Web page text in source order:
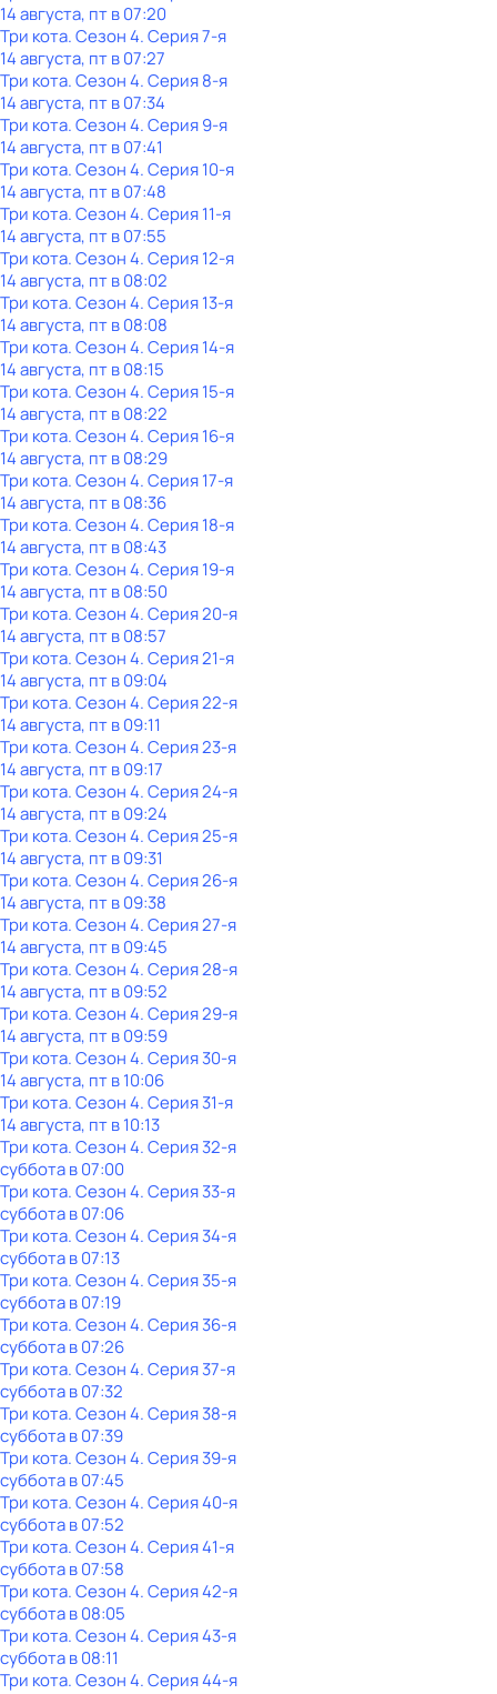
14 августа, пт в 07:20
Три кота. Сезон 4. Серия 7-я
14 августа, пт в 07:27
Три кота. Сезон 4. Серия 8-я
14 августа, пт в 07:34
Три кота. Сезон 4. Серия 9-я
14 августа, пт в 07:41
Три кота. Сезон 4. Серия 10-я
14 августа, пт в 07:48
Три кота. Сезон 4. Серия 11-я
14 августа, пт в 07:55
Три кота. Сезон 4. Серия 12-я
14 августа, пт в 08:02
Три кота. Сезон 4. Серия 13-я
14 августа, пт в 08:08
Три кота. Сезон 4. Серия 14-я
14 августа, пт в 08:15
Три кота. Сезон 4. Серия 15-я
14 августа, пт в 08:22
Три кота. Сезон 4. Серия 16-я
14 августа, пт в 08:29
Три кота. Сезон 4. Серия 17-я
14 августа, пт в 08:36
Три кота. Сезон 4. Серия 18-я
14 августа, пт в 08:43
Три кота. Сезон 4. Серия 19-я
14 августа, пт в 08:50
Три кота. Сезон 4. Серия 20-я
14 августа, пт в 08:57
Три кота. Сезон 4. Серия 21-я
14 августа, пт в 09:04
Три кота. Сезон 4. Серия 22-я
14 августа, пт в 09:11
Три кота. Сезон 4. Серия 23-я
14 августа, пт в 09:17
Три кота. Сезон 4. Серия 24-я
14 августа, пт в 09:24
Три кота. Сезон 4. Серия 25-я
14 августа, пт в 09:31
Три кота. Сезон 4. Серия 26-я
14 августа, пт в 09:38
Три кота. Сезон 4. Серия 27-я
14 августа, пт в 09:45
Три кота. Сезон 4. Серия 28-я
14 августа, пт в 09:52
Три кота. Сезон 4. Серия 29-я
14 августа, пт в 09:59
Три кота. Сезон 4. Серия 30-я
14 августа, пт в 10:06
Три кота. Сезон 4. Серия 31-я
14 августа, пт в 10:13
Три кота. Сезон 4. Серия 32-я
субботав07:00
Три кота. Сезон 4. Серия 33-я
субботав07:06
Три кота. Сезон 4. Серия 34-я
субботав07:13
Три кота. Сезон 4. Серия 35-я
субботав07:19
Три кота. Сезон 4. Серия 36-я
субботав07:26
Три кота. Сезон 4. Серия 37-я
субботав07:32
Три кота. Сезон 4. Серия 38-я
субботав07:39
Три кота. Сезон 4. Серия 39-я
субботав07:45
Три кота. Сезон 4. Серия 40-я
субботав07:52
Три кота. Сезон 4. Серия 41-я
субботав07:58
Три кота. Сезон 4. Серия 42-я
субботав08:05
Три кота. Сезон 4. Серия 43-я
субботав08:11
Три кота. Сезон 4. Серия 44-я